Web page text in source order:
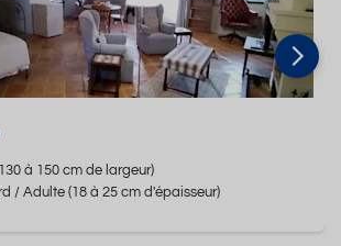
à 150 cm de largeur)
/ Adulte(18 à 25 cm d'épaisseur)